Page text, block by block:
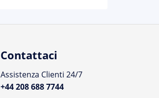
Contattaci
Assistenza Clienti 24/7
+44 208 688 7744